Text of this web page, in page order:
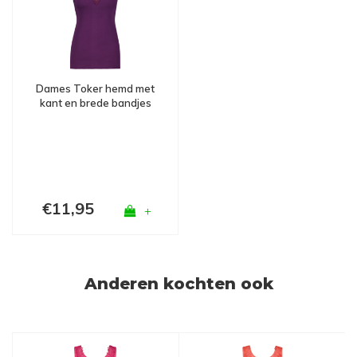
Dames Toker hemd met
kant en brede bandjes
€11,95 +
Anderen kochten ook